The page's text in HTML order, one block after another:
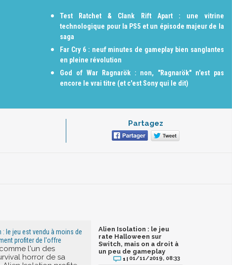
Test Ratchet & Clank Rift Apart : une vitrine
technologique pour la PS5 et un épisode majeur de la
saga
Far Cry 6 : neuf minutes de gameplay bien sanglantes
en pleine révolution
God of War Ragnarök : non, "Ragnarök" n'est pas
encore le vrai titre (et c'est Sony qui le dit)
Partagez
le jeu est vendu à moins de
profiter de l'offre
l'un des
horror de sa
Alien Isolation : le jeu
rate Halloween sur
Switch, mais on a droit à
un peu de gameplay
1 | 01/11/2019, 08:33